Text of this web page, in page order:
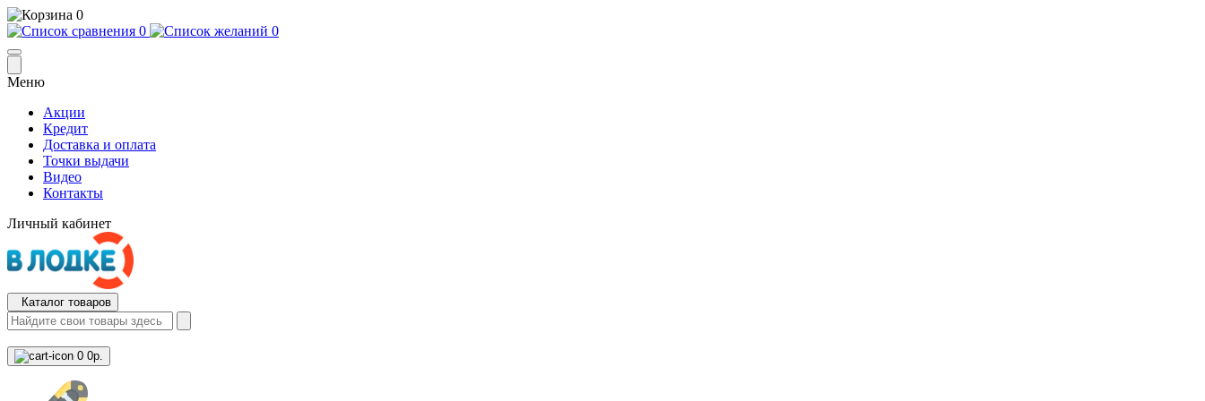
0
0
0
Меню
Акции
Кредит
Доставка и оплата
Точки выдачи
Видео
Контакты
Личный кабинет
Каталог товаров
0 0р.